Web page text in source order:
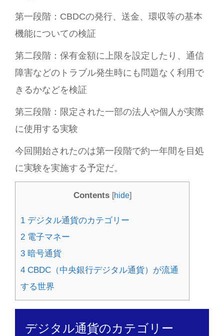
第一段階：CBDCの発行、送金、環収等の基本
機能についての検証
第二段階：保有金額に上限を設定したり、通信
障害などのトラブル発生時にも問題なく利用で
きるかなどを検証
第三段階：限定された一部の法人や個人が実際
に使用する実験
今回開始されたのは第一段階で約一年間を目処
に実験を実施する予定だ。
Contents [hide]
1 デジタル通貨のカテゴリー
2 電子マネー
3 暗号通貨
4 CBDC（中央銀行デジタル通貨）が流通
する世界
デジタル通貨のカテゴリー